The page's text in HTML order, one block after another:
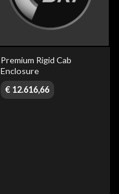
Premium Rigid Cab
Enclosure
€12.616,66